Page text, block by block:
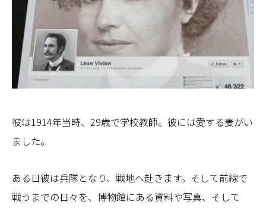
彼は1914年当時、29歳で学校教師。彼には愛する妻がい
ました。
ある日彼は兵隊となり、戦地へ赴きます。そして前線で
戦うまでの日々を、博物館にある資料や写真、そして